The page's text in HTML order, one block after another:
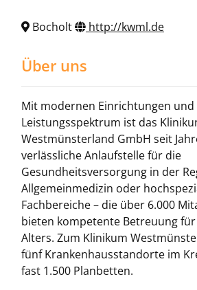
Bocholt http://kwml.de
Über uns
Mit modernen Einrichtungen
Leistungsspektrum ist das
Westmünsterland GmbH seit
verlässliche Anlaufstelle für die
Gesundheitsversorgung in der
Allgemeinmedizin oder
Fachbereiche – die über 6.000
bieten kompetente Betreuung
Alters. Zum Klinikum
fünf Krankenhausstandorte im
fast 1.500 Planbetten.